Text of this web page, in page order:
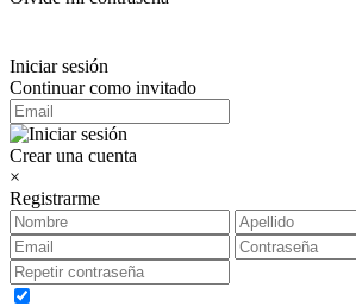
Iniciar sesión
Continuar como invitado
Crear una cuenta
×
Registrarme